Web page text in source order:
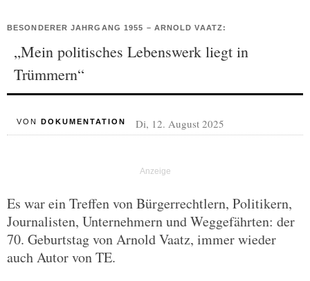
BESONDERER JAHRGANG 1955 – ARNOLD VAATZ:
„Mein politisches Lebenswerk liegt in
Trümmern“
VON DOKUMENTATION Di, 12. August 2025
Es war ein Treffen von Bürgerrechtlern, Politikern,
Journalisten, Unternehmern und Weggefährten: der
70. Geburtstag von Arnold Vaatz, immer wieder
auch Autor von TE.